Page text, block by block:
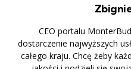
CEO portalu
dostarczenie najwyższych
całego kraju. Chcę żeby